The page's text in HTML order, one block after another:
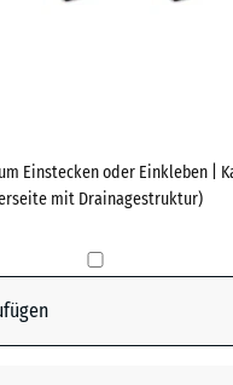
Einstecken oder Einkleben |
mit Drainagestruktur)